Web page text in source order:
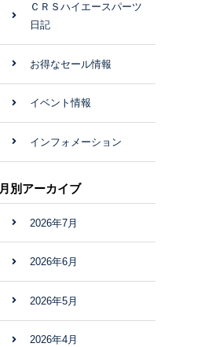
ＣＲＳハイエースパーツ
日記
お得なセール情報
イベント情報
インフォメーション
月別アーカイブ
2026年7月
2026年6月
2026年5月
2026年4月